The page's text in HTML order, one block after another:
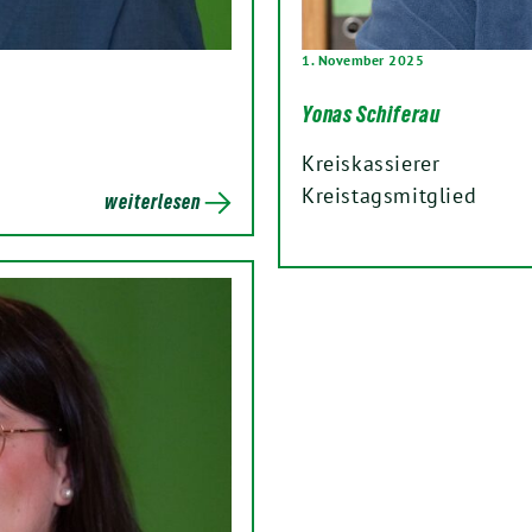
weiterlesen
1. November 2025
Yonas Schiferau
Kreiskassierer
Kreistagsmitglied